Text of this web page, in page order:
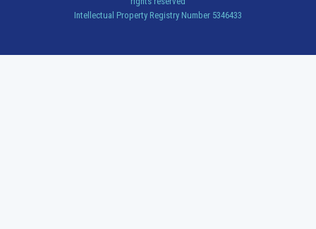
Intellectual Property Registry Number 5346433